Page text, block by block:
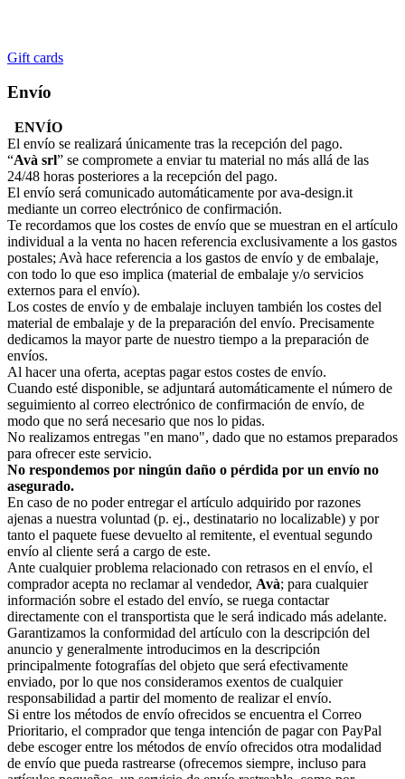
Gift cards
Envío
ENVÍO
El envío se realizará únicamente tras la recepción del pago.
“Avà srl” se compromete a enviar tu material no más allá de las
24/48 horas posteriores a la recepción del pago.
El envío será comunicado automáticamente por ava-design.it
mediante un correo electrónico de confirmación.
Te recordamos que los costes de envío que se muestran en el artículo
individual a la venta no hacen referencia exclusivamente a los gastos
postales; Avà hace referencia a los gastos de envío y de embalaje,
con todo lo que eso implica (material de embalaje y/o servicios
externos para el envío).
Los costes de envío y de embalaje incluyen también los costes del
material de embalaje y de la preparación del envío. Precisamente
dedicamos la mayor parte de nuestro tiempo a la preparación de
envíos.
Al hacer una oferta, aceptas pagar estos costes de envío.
Cuando esté disponible, se adjuntará automáticamente el número de
seguimiento al correo electrónico de confirmación de envío, de
modo que no será necesario que nos lo pidas.
No realizamos entregas "en mano", dado que no estamos preparados
para ofrecer este servicio.
No respondemos por ningún daño o pérdida por un envío no
asegurado.
En caso de no poder entregar el artículo adquirido por razones
ajenas a nuestra voluntad (p. ej., destinatario no localizable) y por
tanto el paquete fuese devuelto al remitente, el eventual segundo
envío al cliente será a cargo de este.
Ante cualquier problema relacionado con retrasos en el envío, el
comprador acepta no reclamar al vendedor, Avà; para cualquier
información sobre el estado del envío, se ruega contactar
directamente con el transportista que le será indicado más adelante.
Garantizamos la conformidad del artículo con la descripción del
anuncio y generalmente introducimos en la descripción
principalmente fotografías del objeto que será efectivamente
enviado, por lo que nos consideramos exentos de cualquier
responsabilidad a partir del momento de realizar el envío.
Si entre los métodos de envío ofrecidos se encuentra el Correo
Prioritario, el comprador que tenga intención de pagar con PayPal
debe escoger entre los métodos de envío ofrecidos otra modalidad
de envío que pueda rastrearse (ofrecemos siempre, incluso para